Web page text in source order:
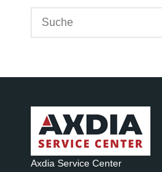
Axdia Service Center